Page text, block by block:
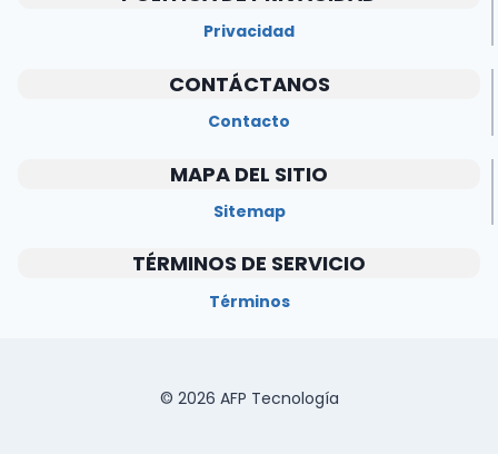
Privacidad
CONTÁCTANOS
Contacto
MAPA DEL SITIO
Sitemap
TÉRMINOS DE SERVICIO
Términos
© 2026 AFP Tecnología